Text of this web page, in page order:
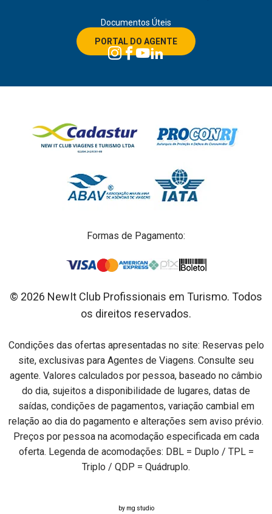
Documentos Úteis
PORTAL DO AGENTE
Formas de Pagamento:
© 2026 NewIt Club Profissionais em Turismo. Todos
os direitos reservados.
Condições das ofertas apresentadas no site: Reservas pelo
site, exclusivas para Agentes de Viagens. Consulte seu
agente. Valores calculados por pessoa, baseado no câmbio
do dia, sujeitos a disponibilidade de lugares, datas de
saídas, condições de pagamentos, variação cambial em
relação ao dia do pagamento e alterações sem aviso prévio.
Preços por pessoa na acomodação especificada em cada
oferta. Legenda de acomodações: DBL = Duplo / TPL =
Triplo / QDP = Quádruplo.
by mg studio